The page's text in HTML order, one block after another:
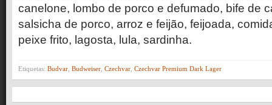
canelone, lombo de porco e defumado, bife de
salsicha de porco, arroz e feijão, feijoada,
peixe frito, lagosta, lula, sardinha.
Etiquetas: Budvar Budweiser Czechvar Czechvar Premium Dark Lager